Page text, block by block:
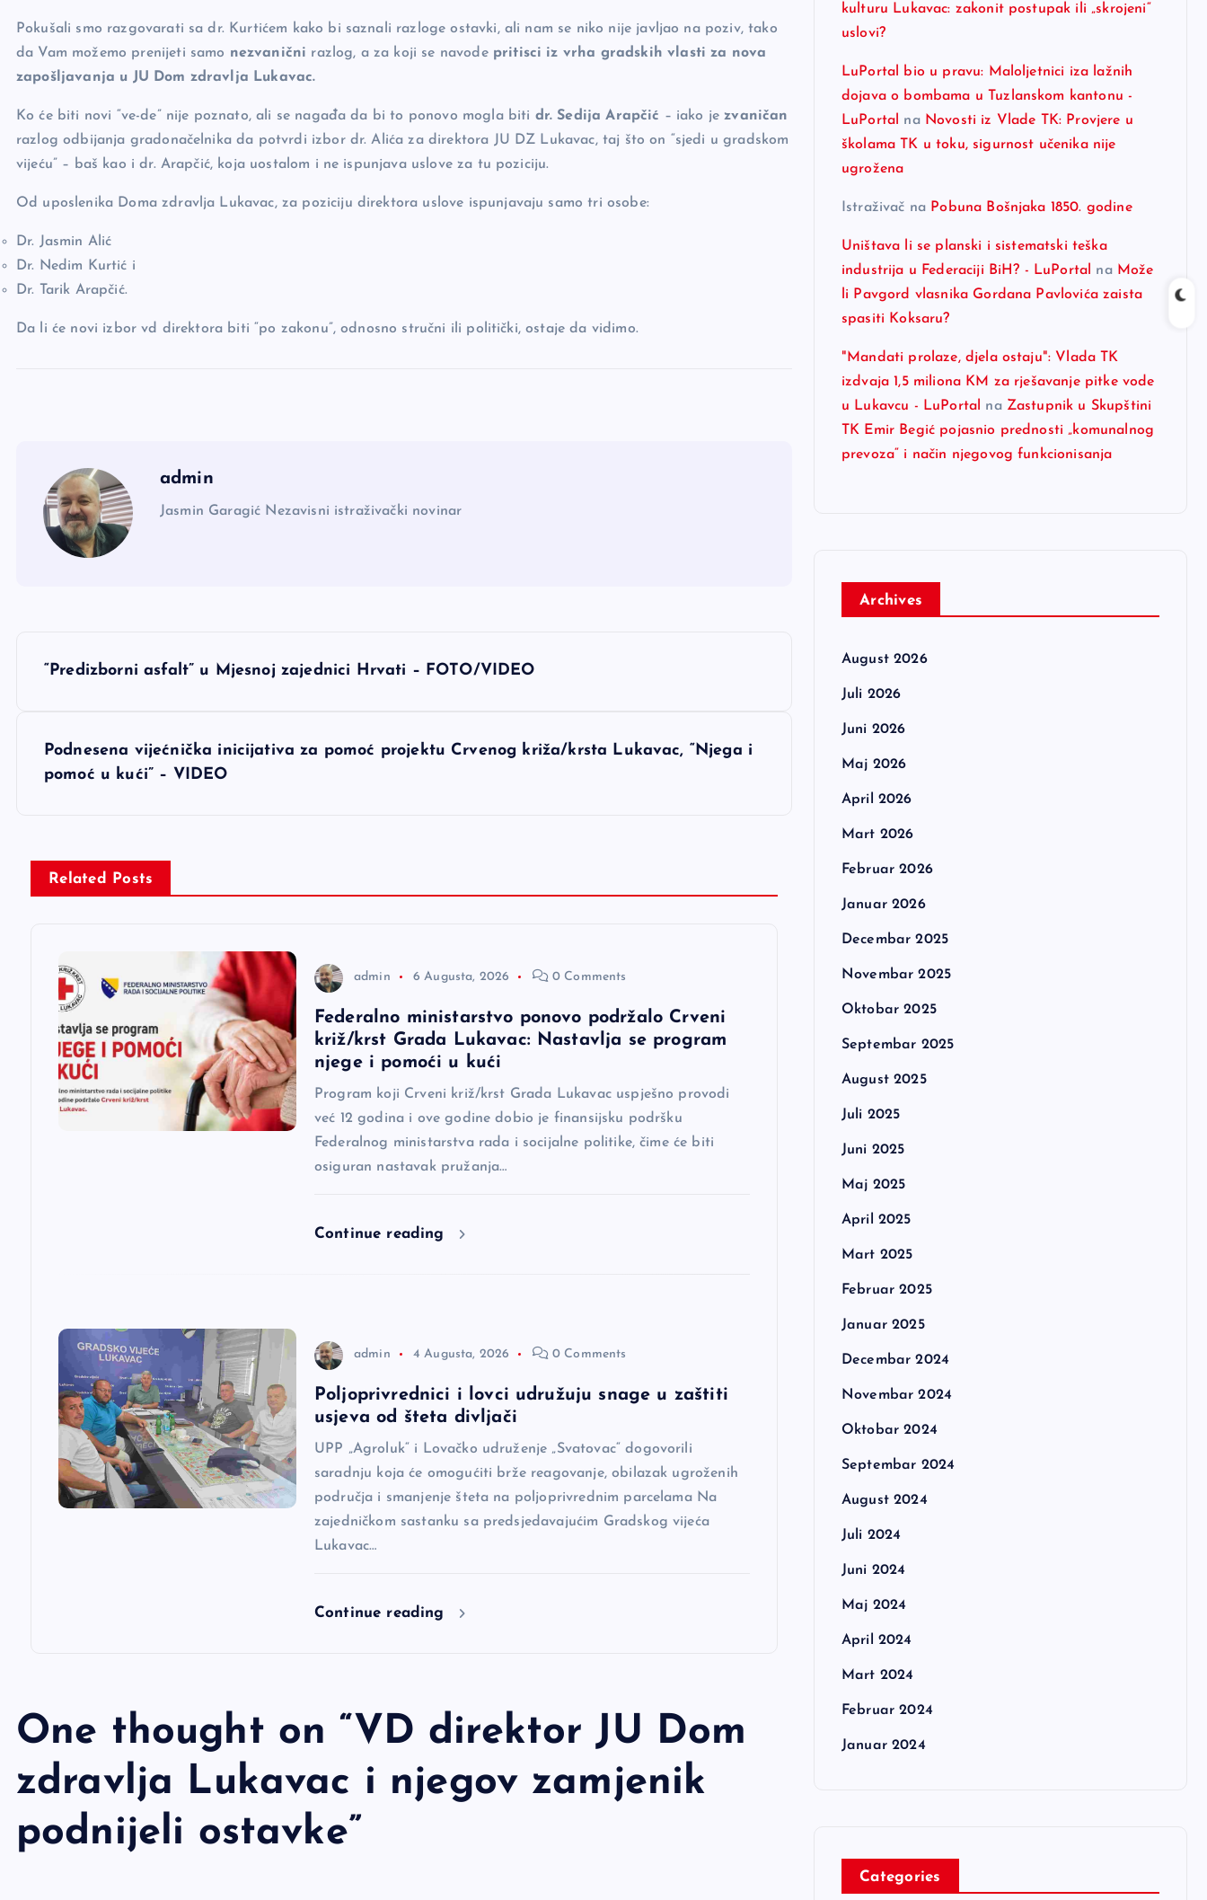
Pokušali smo razgovarati sa dr. Kurtićem kako bi saznali razloge ostavki, ali nam se niko nije javljao na poziv, tako
da Vam možemo prenijeti samo nezvanični razlog, a za koji se navode pritisci iz vrha gradskih vlasti za nova
zapošljavanja u JU Dom zdravlja Lukavac.
Ko će biti novi “ve-de” nije poznato, ali se nagađa da bi to ponovo mogla biti dr. Sedija Arapčić – iako jezvaničan
razlog odbijanja gradonačelnika da potvrdi izbor dr. Alića za direktora JU DZ Lukavac, taj što on “sjedi u gradskom
vijeću” – baš kao i dr. Arapčić, koja uostalom i ne ispunjava uslove za tu poziciju.
Od uposlenika Doma zdravlja Lukavac, za poziciju direktora uslove ispunjavaju samo tri osobe:
Dr. Jasmin Alić
Dr. Nedim Kurtić i
Dr. Tarik Arapčić.
Da li će novi izbor vd direktora biti “po zakonu”, odnosno stručni ili politički, ostaje da vidimo.
admin
Jasmin Garagić Nezavisni istraživački novinar
N
g
a
“Predizborni asfalt” u Mjesnoj zajednici Hrvati – FOTO/VIDEO
Podnesena vijećnička inicijativa za pomoć projektu Crvenog križa/krsta Lukavac, “Njega i
pomoć u kući” – VIDEO
Related Posts
admin 6 Augusta, 2026 0 Comments
Federalno ministarstvo ponovo podržalo Crveni
križ/krst Grada Lukavac: Nastavlja se program
njege i pomoći u kući
Program koji Crveni križ/krst Grada Lukavac uspješno provodi
već 12 godina i ove godine dobio je finansijsku podršku
Federalnog ministarstva rada i socijalne politike, čime će biti
osiguran nastavak pružanja…
Continue reading
admin 4 Augusta, 2026 0 Comments
Poljoprivrednici i lovci udružuju snage u zaštiti
usjeva od šteta divljači
UPP „Agroluk“ i Lovačko udruženje „Svatovac“ dogovorili
saradnju koja će omogućiti brže reagovanje, obilazak ugroženih
područja i smanjenje šteta na poljoprivrednim parcelama Na
zajedničkom sastanku sa predsjedavajućim Gradskog vijeća
Lukavac…
Continue reading
One thought on “VD direktor JU Dom
zdravlja Lukavac i njegov zamjenik
podnijeli ostavke”
kulturu Lukavac: zakonit postupak ili „skrojeni“
uslovi?
LuPortal bio u pravu: Maloljetnici iza lažnih
dojava o bombama u Tuzlanskom kantonu -
LuPortal
na Novosti iz Vlade TK: Provjere u
školama TK u toku, sigurnost učenika nije
ugrožena
Istraživač na Pobuna Bošnjaka 1850. godine
Uništava li se planski i sistematski teška
industrija u Federaciji BiH? - LuPortal
na Može
li Pavgord vlasnika Gordana Pavlovića zaista
spasiti Koksaru?
"Mandati prolaze, djela ostaju": Vlada TK
izdvaja 1,5 miliona KM za rješavanje pitke vode
u Lukavcu - LuPortal
na Zastupnik u Skupštini
TK Emir Begić pojasnio prednosti „komunalnog
prevoza“ i način njegovog funkcionisanja
Archives
August 2026
Juli 2026
Juni 2026
Maj 2026
April 2026
Mart 2026
Februar 2026
Januar 2026
Decembar 2025
Novembar 2025
Oktobar 2025
Septembar 2025
August 2025
Juli 2025
Juni 2025
Maj 2025
April 2025
Mart 2025
Februar 2025
Januar 2025
Decembar 2024
Novembar 2024
Oktobar 2024
Septembar 2024
August 2024
Juli 2024
Juni 2024
Maj 2024
April 2024
Mart 2024
Februar 2024
Januar 2024
Categories